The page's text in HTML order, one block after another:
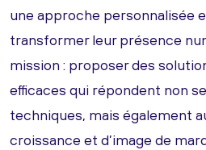
une approche personnalisée
transformer leur présence
mission : proposer des
efficaces qui répondent non
techniques, mais également
croissance et d’image de